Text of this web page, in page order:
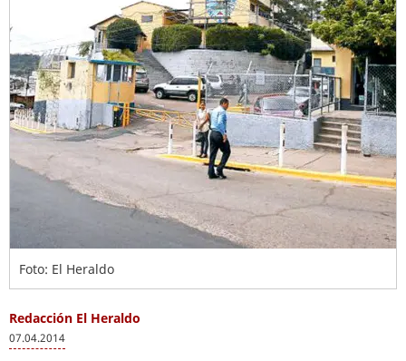
Foto: El Heraldo
Redacción El Heraldo
07.04.2014